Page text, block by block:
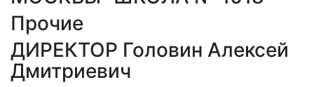
Прочие
ДИРЕКТОР Головин Алексей
Дмитриевич